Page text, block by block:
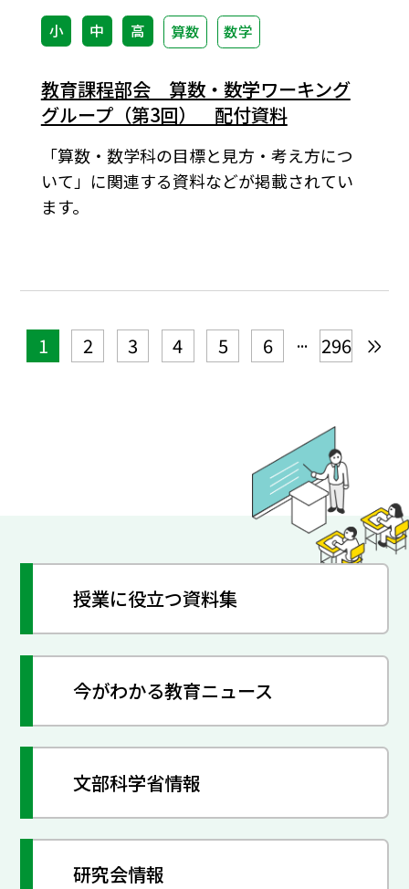
小 中 高 算数 数学
教育課程部会 算数・数学ワーキング
グループ（第3回） 配付資料
「算数・数学科の目標と見方・考え方につ
いて」に関連する資料などが掲載されてい
ます。
1 2 3 4 5 6 ... 296
授業に役立つ資料集
今がわかる教育ニュース
文部科学省情報
研究会情報